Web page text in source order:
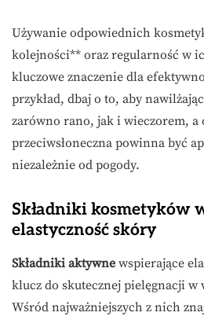
Używanie odpowiednich
kolejności** oraz regularność w
kluczowe znaczenie dla
przykład, dbaj o to, aby
zarówno rano, jak i wieczorem, a
przeciwsłoneczna powinna być
niezależnie od pogody.
Składniki kosmetyków
elastyczność skóry
Składniki aktywne wspierające
klucz do skutecznej pielęgnacji w
Wśród najważniejszych z nich